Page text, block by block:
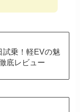
試乗！軽EVの魅
底レビュー